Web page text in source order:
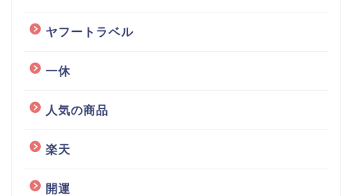
ヤフートラベル
一休
人気の商品
楽天
開運